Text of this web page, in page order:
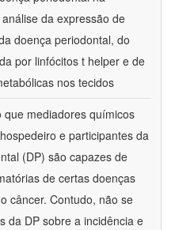
da expressão de
doença periodontal, do
por linfócitos t helper e de
nos tecidos
que mediadores químicos
e participantes da
(DP) são capazes de
de certas doenças
câncer. Contudo, não se
da DP sobre a incidência e